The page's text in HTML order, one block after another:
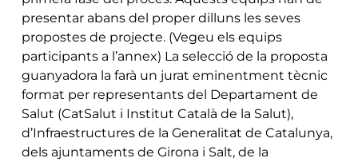
presentar abans del proper dilluns les seves
propostes de projecte. (Vegeu els equips
participants a l’annex) La selecció de la proposta
guanyadora la farà un jurat eminentment tècnic
format per representants del Departament de
Salut (CatSalut i Institut Català de la Salut),
d’Infraestructures de la Generalitat de Catalunya,
dels ajuntaments de Girona i Salt, de la